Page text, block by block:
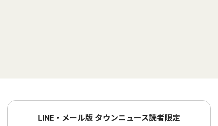
LINE・メール版 タウンニュース読者限定